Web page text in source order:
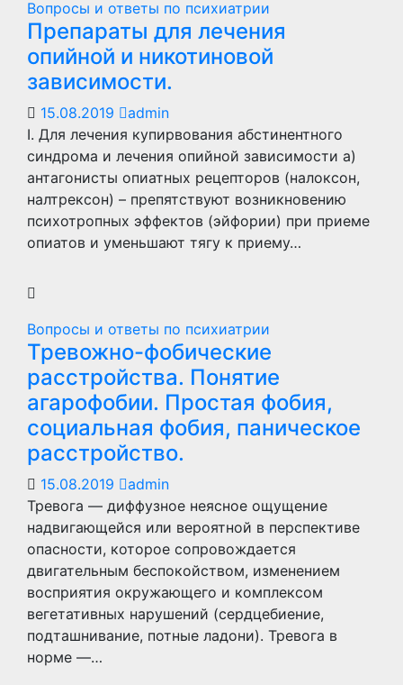
Вопросы и ответы по психиатрии
Препараты для лечения
опийной и никотиновой
зависимости.
15.08.2019
admin
I. Для лечения купирвования абстинентного
синдрома и лечения опийной зависимости а)
антагонисты опиатных рецепторов (налоксон,
налтрексон) – препятствуют возникновению
психотропных эффектов (эйфории) при приеме
опиатов и уменьшают тягу к приему…
Вопросы и ответы по психиатрии
Тревожно-фобические
расстройства. Понятие
агарофобии. Простая фобия,
социальная фобия, паническое
расстройство.
15.08.2019
admin
Тревога — диффузное неясное ощущение
надвигающейся или вероятной в перспективе
опасности, которое сопровождается
двигательным беспокойством, изменением
восприятия окружающего и комплексом
вегетативных нарушений (сердцебиение,
подташнивание, потные ладони). Тревога в
норме —…